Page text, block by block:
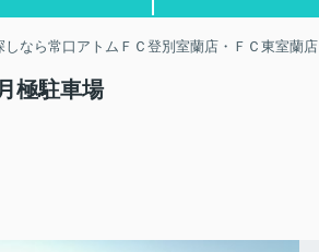
しなら常口アトムＦＣ登別室蘭店・ＦＣ東室蘭店
極駐車場